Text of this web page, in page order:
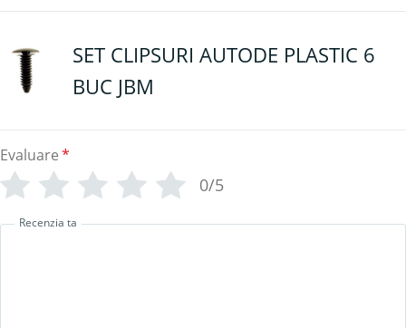
SET CLIPSURI AUTODE PLASTIC 6
BUC JBM
Evaluare*
0/5
Recenzia ta